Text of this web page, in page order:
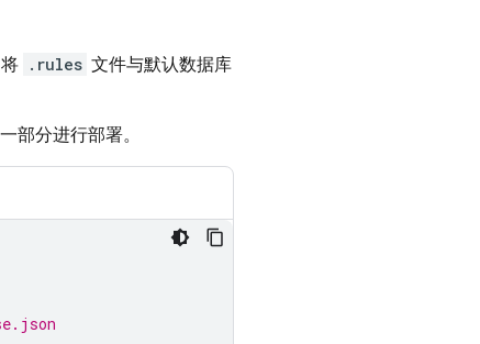
将 .rules 文件与默认数据库
部分进行部署。